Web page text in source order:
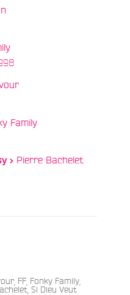
/
Family
> Pierre Bachelet
, FF, Fonky Family
Si Dieu Veut